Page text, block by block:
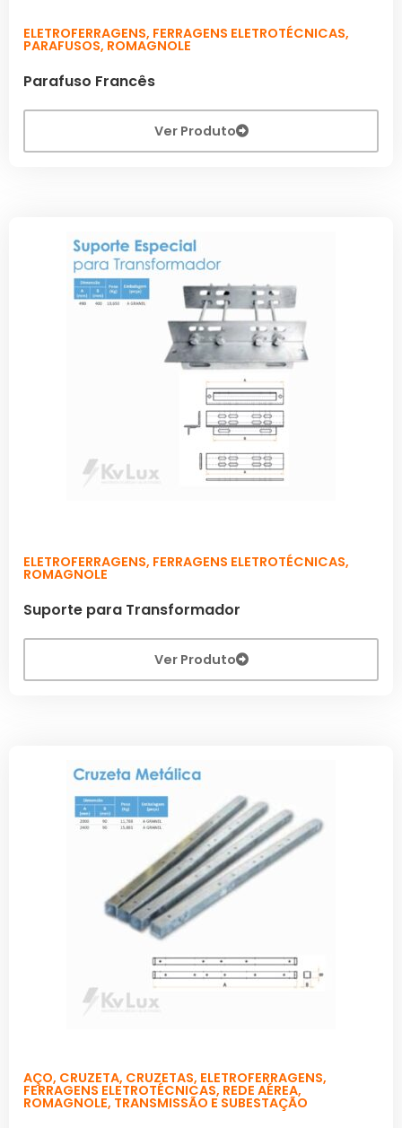
ELETROFERRAGENS, FERRAGENS ELETROTÉCNICAS,
PARAFUSOS, ROMAGNOLE
Parafuso Francês
Ver Produto
ELETROFERRAGENS, FERRAGENS ELETROTÉCNICAS,
ROMAGNOLE
Suporte para Transformador
Ver Produto
AÇO, CRUZETA, CRUZETAS, ELETROFERRAGENS,
FERRAGENS ELETROTÉCNICAS, REDE AÉREA,
ROMAGNOLE, TRANSMISSÃO E SUBESTAÇÃO